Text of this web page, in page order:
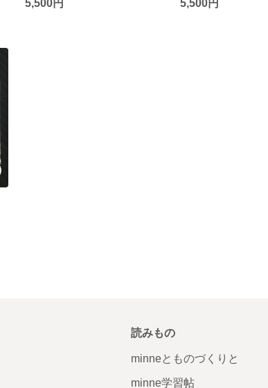
5,500円 5,500円
読みもの
minneとものづくりと
minne学習帖